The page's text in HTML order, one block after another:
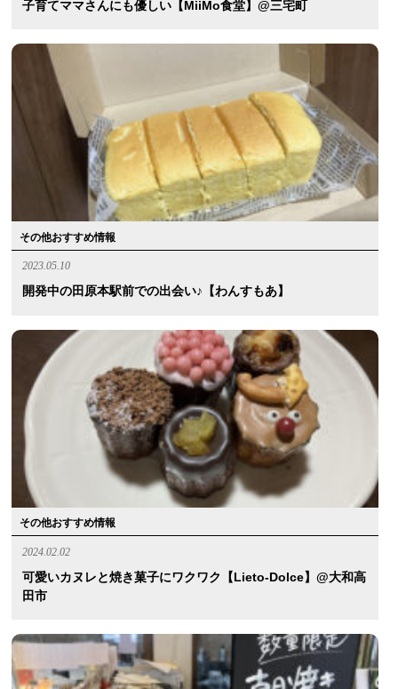
子育てママさんにも優しい【MiiMo食堂】@三宅町
その他おすすめ情報
2023.05.10
開発中の田原本駅前での出会い♪【わんすもあ】
その他おすすめ情報
2024.02.02
可愛いカヌレと焼き菓子にワクワク【lieto-Dolce】@大和高
田市